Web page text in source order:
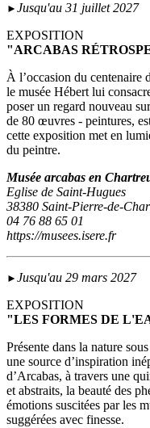
► Jusqu'au 31 juillet 2027
EXPOSITION
"ARCABAS
À l’occasion du centenaire
le musée Hébert lui
poser un regard nouveau
de 80 œuvres - peintures,
cette exposition met en
du peintre.
Musée arcabas en
Eglise de Saint-Hugues
38380 Saint-Pierre-de-
04 76 88 65 01
https://musees.isere.fr
► Jusqu'au 29 mars 2027
EXPOSITION
"LES FORMES DE
Présente dans la nature
une source d’inspiration
d’Arcabas, à travers une
et abstraits, la beauté des
émotions suscitées par les
suggérées avec finesse.